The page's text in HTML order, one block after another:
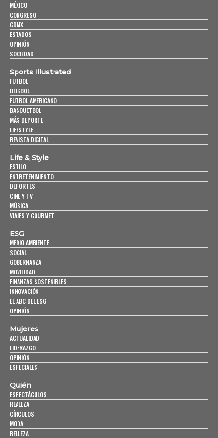
MÉXICO
CONGRESO
CDMX
ESTADOS
OPINIÓN
SOCIEDAD
Sports Illustrated
FUTBOL
BEISBOL
FUTBOL AMERICANO
BASQUETBOL
MÁS DEPORTE
LIFESTYLE
REVISTA DIGITAL
Life & Style
ESTILO
ENTRETENIMIENTO
DEPORTES
CINE Y TV
MÚSICA
VIAJES Y GOURMET
ESG
MEDIO AMBIENTE
SOCIAL
GOBERNANZA
MOVILIDAD
FINANZAS SOSTENIBLES
INNOVACIÓN
EL ABC DEL ESG
OPINIÓN
Mujeres
ACTUALIDAD
LIDERAZGO
OPINIÓN
ESPECIALES
Quién
ESPECTÁCULOS
REALEZA
CÍRCULOS
MODA
BELLEZA